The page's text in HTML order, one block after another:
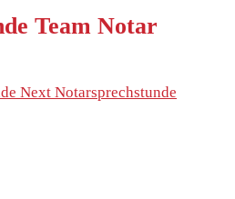
Team Notar
Next Notarsprechstunde